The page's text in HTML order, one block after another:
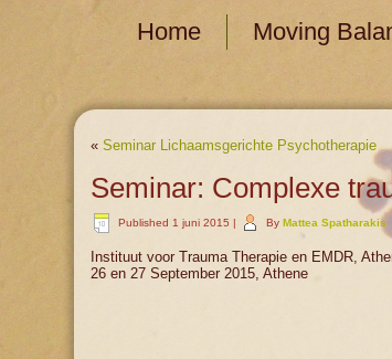
Home Moving
«Seminar Lichaamsgerichte Psychotherapie
Seminar: Complexe
Published 1 juni 2015 | By Mattea Spatharakis
Instituut voor Trauma Therapie en EMDR,
26 en 27 September 2015, Athene